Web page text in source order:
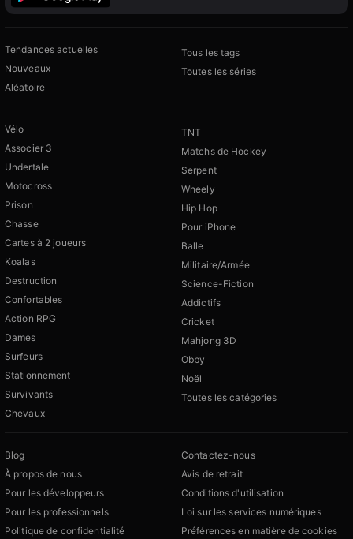
Tendances actuelles
Nouveaux
Aléatoire
Tous les tags
Toutes les séries
Vélo
Associer 3
Undertale
Motocross
Prison
Chasse
Cartes à 2 joueurs
Koalas
Destruction
Confortables
Action RPG
Dames
Surfeurs
Stationnement
Survivants
Chevaux
TNT
Matchs de Hockey
Serpent
Wheely
Hip Hop
Pour iPhone
Balle
Militaire/Armée
Science-Fiction
Addictifs
Cricket
Mahjong 3D
Obby
Noël
Toutes les catégories
Blog
À propos de nous
Pour les développeurs
Pour les professionnels
Politique de confidentialité
Contactez-nous
Avis de retrait
Conditions d'utilisation
Loi sur les services numériques
Préférences en matière de cookies